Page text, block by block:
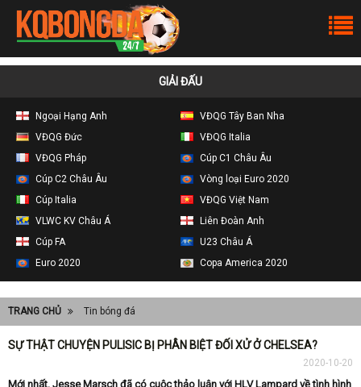
GIẢI ĐẤU
Ngoại Hạng Anh
VĐQG Tây Ban Nha
VĐQG Đức
VĐQG Italia
VĐQG Pháp
Cúp C1 Châu Âu
Cúp C2 Châu Âu
Vòng loại Euro 2020
Cúp Italia
VĐQG Việt Nam
VLWC KV Châu Á
Liên Đoàn Anh
Cúp FA
U23 Châu Á
Euro 2020
Copa America 2020
TRANG CHỦ Tin bóng đá
SỰ THẬT CHUYỆN PULISIC BỊ PHÂN BIỆT ĐỐI XỬ Ở CHELSEA?
2020-10-20
Mới nhất, Jesse Marsch đã có cuộc thảo luận với HLV Lampard về tình hình